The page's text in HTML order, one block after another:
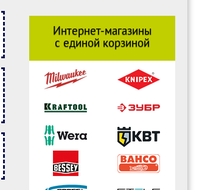
Интернет-магазины
с единой корзиной